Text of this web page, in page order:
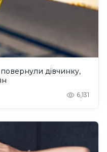
дівчинку,
6,131